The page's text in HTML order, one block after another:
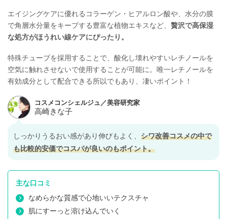
ニルアルコール、カルボキシビニルポリマー、ステアリルアルコール、水
酸化カリウム、モノラウリン酸ポリオキシエチレンソルビタン(20E.O.)、ジ
ブチルヒドロキシトルエン、エデト酸二ナトリウム、メタリン酸ナトリウ
ム、イノシット、ムクロジエキス、ローズマリー油、ピロ亜硫酸ナトリウ
リウム、ローズマリーエキス、ウコンエキス、酵母エキス(3)、クララエキ
ス(1)、ブリエラスチン、フェノキシエタノール、香料、黄酸化鉄
エイジングケアに優れるコラーゲン・ヒアルロン酸や、水分の膜
で角層水分量をキープする豊富な植物エキスなど、 贅沢で高保湿
な処方がほうれい線ケアにぴったり。
特殊チューブを採用することで、酸化し壊れやすいレチノールを
空気に触れさせないで使用することが可能に。唯一レチノールを
有効成分として配合できる所以でもあり、凄いポイント！
しっかりうるおい感があり伸びもよく、 シワ改善コスメの中で
も比較的安価でコスパが良いのもポイント。
主な口コミ
なめらかな質感で心地いいテクスチャ
肌にすーっと溶け込んでいく